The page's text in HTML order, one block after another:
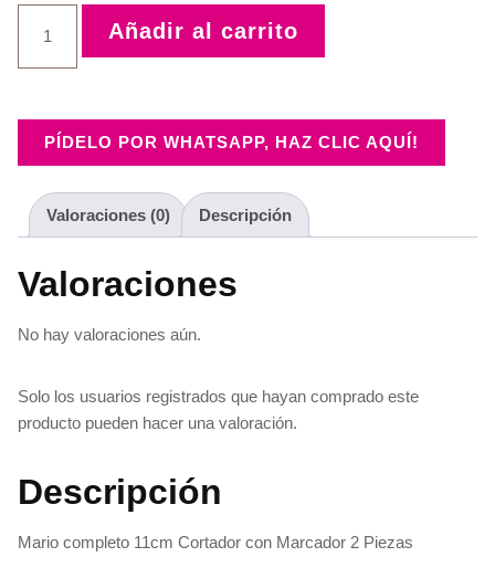
Añadir al carrito
PÍDELO POR WHATSAPP, HAZ CLIC AQUÍ!
Valoraciones (0) Descripción
Valoraciones
No hay valoraciones aún.
Solo los usuarios registrados que hayan comprado este
producto pueden hacer una valoración.
Descripción
Mario completo 11cm Cortador con Marcador 2 Piezas